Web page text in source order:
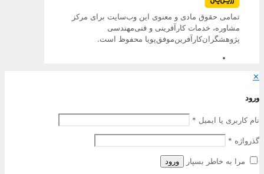
تمامی حقوق مادی و معنوی این وب‌سایت برای مرکز
مشاوره، خدمات کارآفرینی و فنی‌مهندسی
پژوهشگران‌کارآفرین‌موفق‌پویا محفوظ است.
کاربری یا ایمیل*
*
مرا به خاطر بسپار ورود